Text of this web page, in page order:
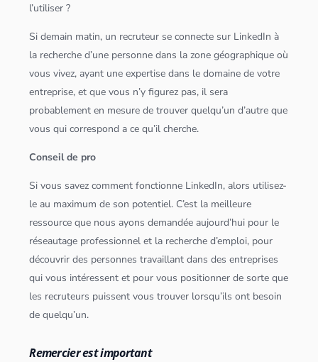
l’utiliser ?
Si demain matin, un recruteur se connecte sur LinkedIn à
la recherche d’une personne dans la zone géographique où
vous vivez, ayant une expertise dans le domaine de votre
entreprise, et que vous n’y figurez pas, il sera
probablement en mesure de trouver quelqu’un d’autre que
vous qui correspond a ce qu’il cherche.
Conseil de pro
Si vous savez comment fonctionne LinkedIn, alors utilisez-
le au maximum de son potentiel. C’est la meilleure
ressource que nous ayons demandée aujourd’hui pour le
réseautage professionnel et la recherche d’emploi, pour
découvrir des personnes travaillant dans des entreprises
qui vous intéressent et pour vous positionner de sorte que
les recruteurs puissent vous trouver lorsqu’ils ont besoin
de quelqu’un.
Remercier est important